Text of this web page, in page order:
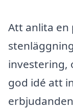
Att anlita en
investering,
god idé att